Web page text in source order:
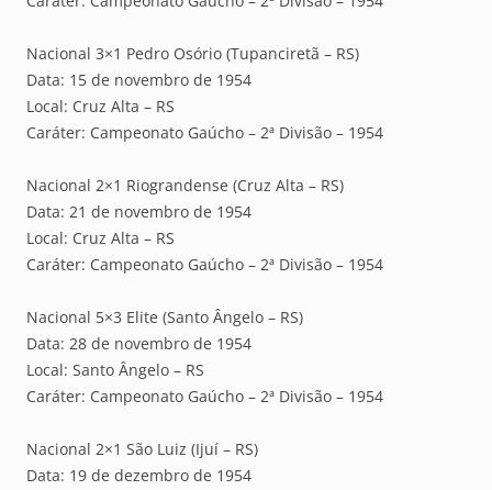
Nacional 3×1 Pedro Osório (Tupanciretã – RS)
Data: 15 de novembro de 1954
Local: Cruz Alta – RS
Caráter: Campeonato Gaúcho – 2ª Divisão – 1954
Nacional 2×1 Riograndense (Cruz Alta – RS)
Data: 21 de novembro de 1954
Local: Cruz Alta – RS
Caráter: Campeonato Gaúcho – 2ª Divisão – 1954
Nacional 5×3 Elite (Santo Ângelo – RS)
Data: 28 de novembro de 1954
Local: Santo Ângelo – RS
Caráter: Campeonato Gaúcho – 2ª Divisão – 1954
Nacional 2×1 São Luiz (Ijuí – RS)
Data: 19 de dezembro de 1954